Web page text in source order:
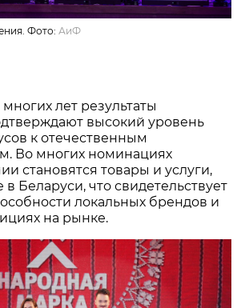
Фото: АиФ
лет результаты
высокий уровень
к отечественным
Во многих номинациях
становятся товары и услуги,
Беларуси, что свидетельствует
локальных брендов и
на рынке.